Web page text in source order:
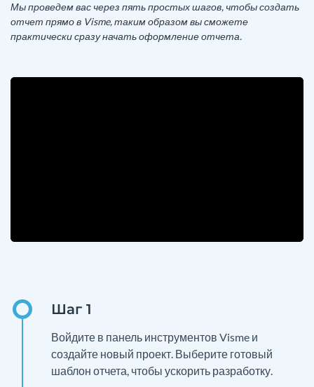
Мы проведем вас через пять простых шагов, чтобы создать
отчет прямо в Visme, таким образом вы сможете
практически сразу начать оформление отчета.
Войдите в панель инструментов Visme и
создайте новый проект. Выберите готовый
шаблон отчета, чтобы ускорить разработку.